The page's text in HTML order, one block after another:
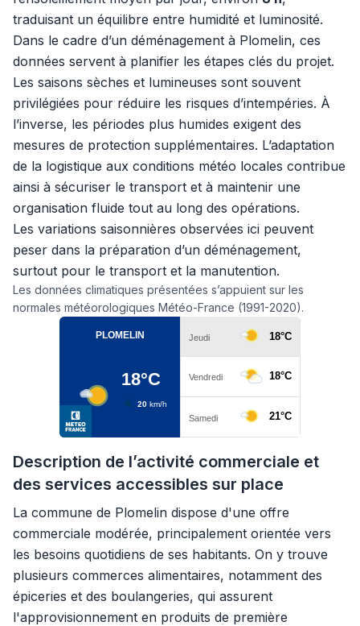
traduisant un équilibre entre humidité et luminosité.
Dans le cadre d’un déménagement à Plomelin, ces
données servent à planifier les étapes clés du projet.
Les saisons sèches et lumineuses sont souvent
privilégiées pour réduire les risques d’intempéries. À
l’inverse, les périodes plus humides exigent des
mesures de protection supplémentaires. L’adaptation
de la logistique aux conditions météo locales contribue
ainsi à sécuriser le transport et à maintenir une
organisation fluide tout au long des opérations.
Les variations saisonnières observées ici peuvent
peser dans la préparation d’un déménagement,
surtout pour le transport et la manutention.
Les données climatiques présentées s’appuient sur les
normales météorologiques Météo-France (1991-2020).
Description de l’activité commerciale et
des services accessibles sur place
La commune de Plomelin dispose d'une offre
commerciale modérée, principalement orientée vers
les besoins quotidiens de ses habitants. On y trouve
plusieurs commerces alimentaires, notamment des
épiceries et des boulangeries, qui assurent
l'approvisionnement en produits de première